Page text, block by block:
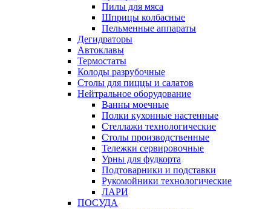
Пилы для мяса
Шприцы колбасные
Пельменные аппараты
Дегидраторы
Автоклавы
Термостаты
Колоды разрубочные
Столы для пиццы и салатов
Нейтральное оборудование
Ванны моечные
Полки кухонные настенные
Стеллажи технологические
Столы производственные
Тележки сервировочные
Урны для фудкорта
Подтоварники и подставки
Рукомойники технологические
ЛАРИ
ПОСУДА